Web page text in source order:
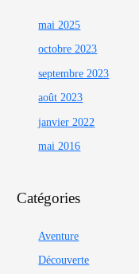
mai 2025
octobre 2023
septembre 2023
août 2023
janvier 2022
mai 2016
Catégories
Aventure
Découverte